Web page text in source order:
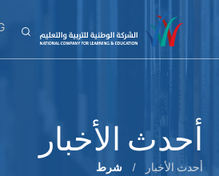
أحدث الأخبار
أحدث الأخبار / شرط